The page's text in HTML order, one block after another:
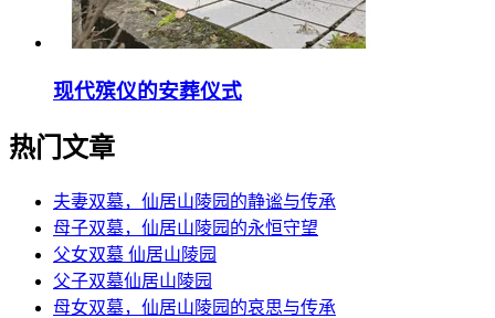
现代殡仪的安葬仪式
热门文章
夫妻双墓，仙居山陵园的静谧与传承
母子双墓，仙居山陵园的永恒守望
父女双墓 仙居山陵园
父子双墓仙居山陵园
母女双墓，仙居山陵园的哀思与传承